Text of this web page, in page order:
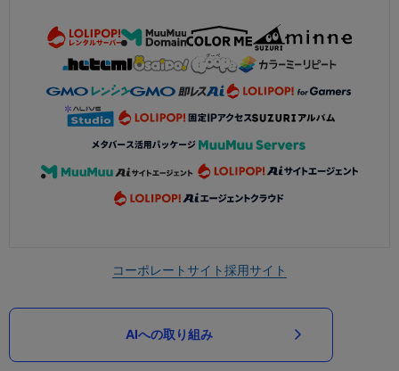
コーポレートサイト採用サイト
AIへの取り組み